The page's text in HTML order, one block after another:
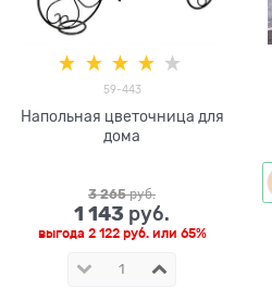
59-443
Напольная цветочница для
дома
3 265 руб.
1 143 руб.
выгода 2 122 руб.или 65%